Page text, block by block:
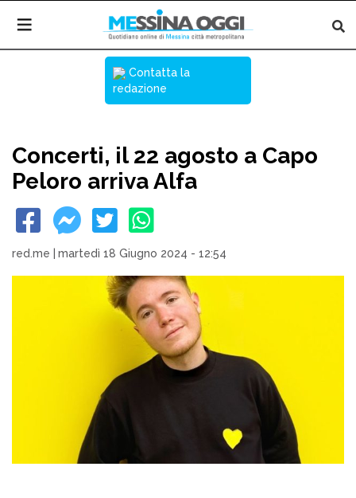
Contatta la
redazione
Concerti, il 22 agosto a Capo
Peloro arriva Alfa
red.me martedì 18 Giugno 2024 - 12:54